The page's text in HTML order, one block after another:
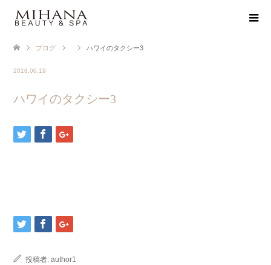
ブログ ハワイのタクシー3
2018.06.19
ハワイのタクシー3
投稿者: author1